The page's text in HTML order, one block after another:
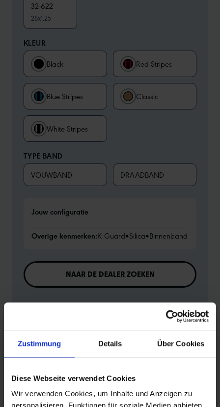
Zustimmung Details Über Cookies
Diese Webseite verwendet Cookies
Wir verwenden Cookies, um Inhalte und Anzeigen zu
32-622
28x1.25
KLEUR
Black Red Stripes
Blue Stripes Classic
White Stripes
TYPE BAND
VOUWBAND DRAADBAND
Jouw configuratie
Overige kenmerken:K-Guard•Silica•Binnenband
NAAR DE DEALER ZOEKEN
PRODUCTINFORMATIE